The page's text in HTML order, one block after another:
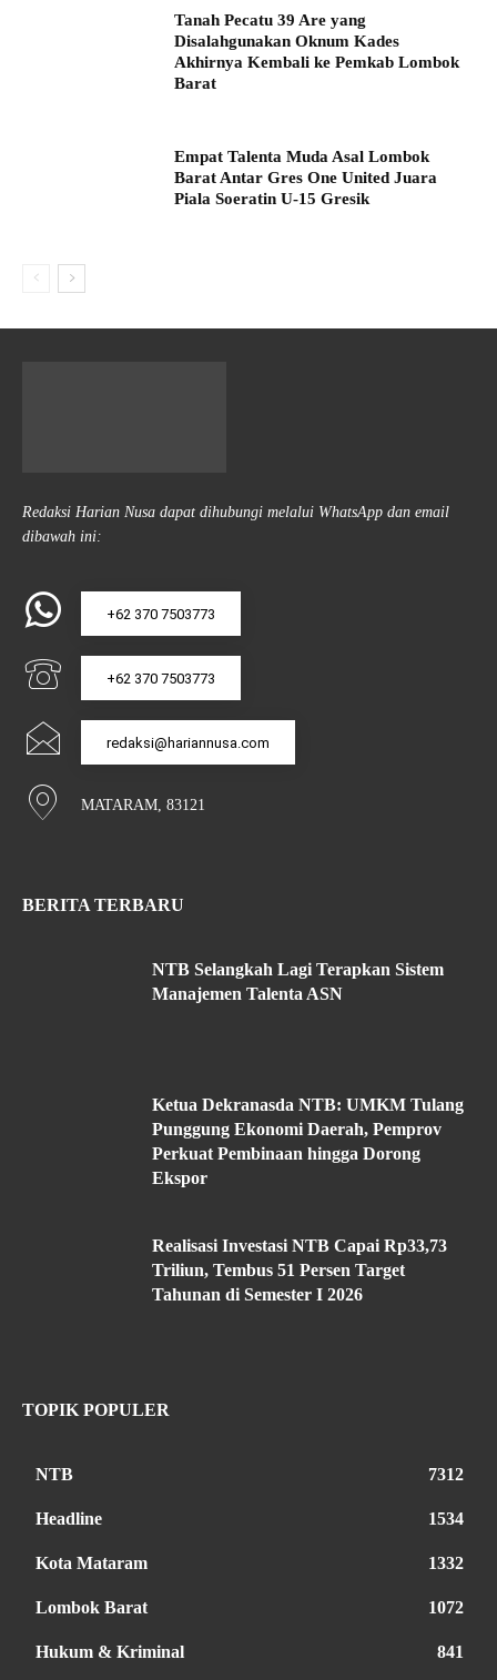
Tanah Pecatu 39 Are yang
Disalahgunakan Oknum Kades
Akhirnya Kembali ke Pemkab Lombok
Barat
Empat Talenta Muda Asal Lombok
Barat Antar Gres One United Juara
Piala Soeratin U-15 Gresik
Redaksi Harian Nusa dapat dihubungi melalui WhatsApp dan email
dibawah ini:
+62 370 7503773
+62 370 7503773
redaksi@hariannusa.com
MATARAM, 83121
BERITA TERBARU
NTB Selangkah Lagi Terapkan Sistem
Manajemen Talenta ASN
Ketua Dekranasda NTB: UMKM Tulang
Punggung Ekonomi Daerah, Pemprov
Perkuat Pembinaan hingga Dorong
Ekspor
Realisasi Investasi NTB Capai Rp33,73
Triliun, Tembus 51 Persen Target
Tahunan di Semester I 2026
TOPIK POPULER
NTB 7312
Headline 1534
Kota Mataram 1332
Lombok Barat 1072
Hukum & Kriminal 841